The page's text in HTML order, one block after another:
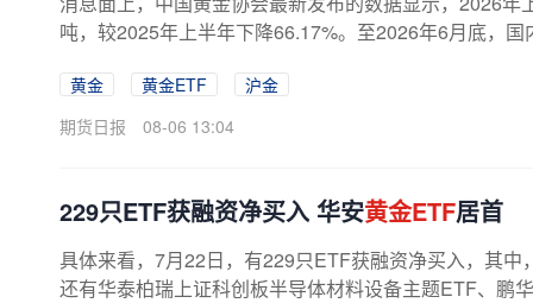
吨，较2025年上半年下降66.17%。至2026年6月底，国
黄金 黄金ETF
沪金
期货日报
08-06 13:04
229只ETF获融资净买入 华安黄金ETF居首
具体来看，7月22日，有229只ETF获融资净买入，其中
还有华泰柏瑞上证科创板半导体材料设备主题ETF、鹏